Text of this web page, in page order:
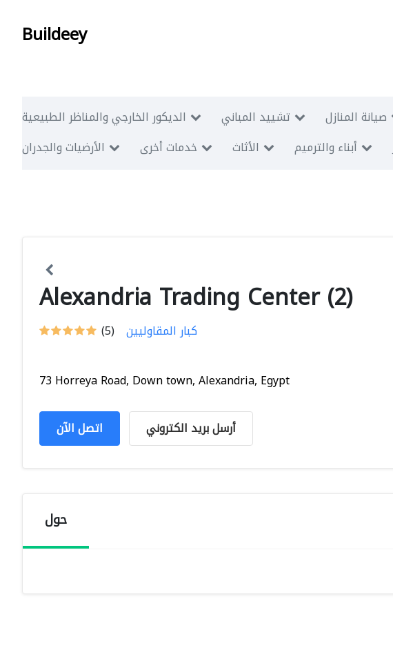
Buildeey
الديكور الخارجي والمناظر الطبيعية تشييد المباني صيانة المنازل
الأرضيات والجدران
خدمات أخرى الأثاث أبناء والترميم
Alexandria Trading Center (2)
(5) كبار المقاوليين
73 Horreya Road, Down town, Alexandria, Egypt
اتصل الآن أرسل بريد الكتروني
حول